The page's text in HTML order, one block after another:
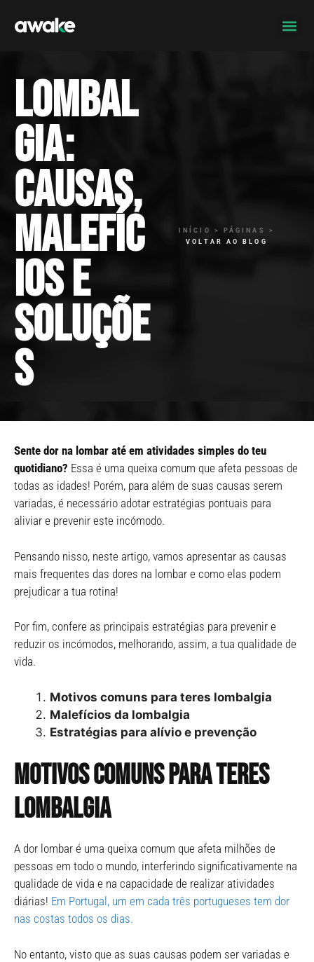
Lombal
gia:
Causas,
malefíc
ios e
soluçõe
s
INÍCIO > PÁGINAS >
VOLTAR AO BLOG
Sente dor na lombar até em atividades simples do teu
quotidiano? Essa é uma queixa comum que afeta pessoas de
todas as idades! Porém, para além de suas causas serem
variadas, é necessário adotar estratégias pontuais para
aliviar e prevenir este incómodo.
Pensando nisso, neste artigo, vamos apresentar as causas
mais frequentes das dores na lombar e como elas podem
prejudicar a tua rotina!
Por fim, confere as principais estratégias para prevenir e
reduzir os incómodos, melhorando, assim, a tua qualidade de
vida.
Motivos comuns para teres lombalgia
Malefícios da lombalgia
Estratégias para alívio e prevenção
Motivos comuns para teres
lombalgia
A dor lombar é uma queixa comum que afeta milhões de
pessoas em todo o mundo, interferindo significativamente na
qualidade de vida e na capacidade de realizar atividades
diárias! Em Portugal, um em cada três portugueses tem dor
nas costas todos os dias.
No entanto, visto que as suas causas podem ser variadas e